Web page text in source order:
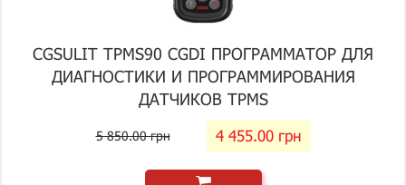
CGSULIT TPMS90 CGDI ПРОГРАММАТОР ДЛЯ
ДИАГНОСТИКИ И ПРОГРАММИРОВАНИЯ
ДАТЧИКОВ TPMS
5 850.00 грн 4 455.00 грн